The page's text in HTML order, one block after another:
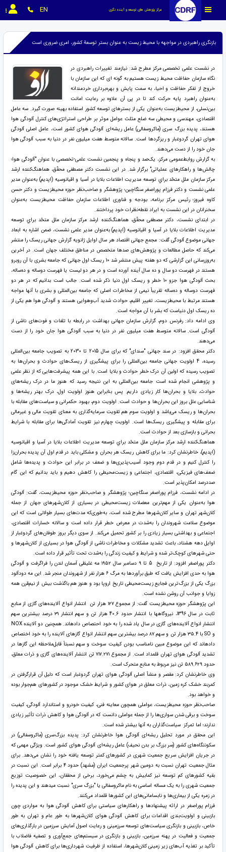
مرکز پژوهش های توسعه و آینده نگری EN
بازنگری راهبردی در مواجهه با محیط زیست به عنوان بستر توسعة کشور، امری ضروری است
در نشست علمی تخصصی مرکز مطرح شد: نیازمند تغییرات راهبردی در
نگاه سازمان حفاظت محیط زیست هستیم به گونه ای که این سازمان با
خروج از تفکر حفاظت و احیا، به سمت پایش و بهره‌برداری خردمندانه
به‌عنوان راهبرد پایه حرکت کند تا در پی آن علاوه بر رعایت امانت
بین‌نسلی، از محیط‌زیست به‌عنوان یکی از بسترهای توسعه کشور استفاده بهینه صورت گیرد. سه عامل
اقتصادی، مهندسی و محیطی سه ضلع مثلث عوامل موثر بر طراحی استراتژی‌های کنترل آلودگی هوا
هستند، پدیده بزرگ سری (ماکروسفالی) عامل ریشه‌ای آلودگی هوای کشور است، عامل اصلی آلودگی
هوای تهران گردوغبار و ریزگردها است. سالانه متوسط هفت میلیون نفر در دنیا به سبب آلودگی هوا
جان خود را از دست می‌دهند.
به گزارش روابط‌عمومی مرکز، یک‌صد و پنجاه و پنجمین نشست علمی-تخصصی با عنوان "آلودگی هوا؛
چالش‌ها و راهکارهای عملیاتی" برگزار شد. در این نشست دکتر مصطفی محقّق، هماهنگ‌کننده ارشد
مركز سازمان ملل متحّد براي توسعه مديريت اطلاعات بلايا در آسيا و اقيانوسيه (اپديم) به‌عنوان مدیر
علمی نشست و دکتر فرزام پوراصغر سنگاچین؛ پژوهشگر و صاحب‌نظر حوزه محیط‌زیست و دکتر حسن
کاوه فیروز؛ رئیس مرکز برنامه، بودجه و فناوری اطلاعات سازمان حفاظت محیط‌زیست به‌عنوان
سخنرانان در این نشست به ایراد نقطه‌نظرات خود پرداختند.
در ابتدای نشست، دکتر مصطفی محقّق، هماهنگ‌کننده ارشد مركز سازمان ملل متحّد براي توسعه
مديريت اطلاعات بلايا در آسيا و اقيانوسيه (اپديم) به‌عنوان مدیر علمی نشست، ضمن اشاره به ابعاد
جهانی موضوع آلودگی گفت: مجمع جهانی اقتصاد هر سال اوایل ژانویه گزارش جهانی ریسک را منتشر
می‌کند که حاصل مطالعات و پژوهش‌های صدها متخصص در مناطق مختلف جهان است. در آخرین
به‌روزرسانی این گزارشی که دو هفته پیش منتشر شد 10 ریسک اول جهانی که جامعه بشری با آن روبرو
هستند در فهرست دو سال و ده سال آینده آورده است و در هر دو لیست یا فهرست دو‌ساله و ده‌ساله،
بحث آلودگی هوا جزو 10 خطر و ریسک اول دنیا ذکر شده است. جالب است بدانیم که در هر دو
فهرست دو‌ساله و ده‌ساله تقریباً نیمی از مخاطرات اصلی که جامعه بین‌المللی و بشری با آنها مواجه
هستند مرتبط با محیط‌زیست، تغییر اقلیم، حوادث شدید آب‌وهوایی هستند و آلودگی هوا هم یکی از
ده ریسک اول دنیاست که بشر با آن مواجه است.
وی ادامه داد: رفرنس دوم، گزارش سازمان جهانی بهداشت در رابطه ‌با تلفات و فوت‌های ناشی از
آلودگی است. سالانه متوسط هفت میلیون نفر در دنیا به سبب آلودگی هوا جان خود را از دست
می‌دهند.
دکتر محقق افزود: در سند جهانی "سندای" که برای سال 2015 تا 2030 به تصویب جامعه بین‌المللی
رسیده، 4 اولویت جهانی جامعه بین‌المللی را برای پیشگیری از ریسک‌های حوادث و بحران‌ها به
تصویب رسیده که اولین آن درک خطر حوادث و بلایا است. با این ‌همه پیشرفت‌هایی که از نظر علمی
و پژوهشی انجام شده است جامعه بین‌المللی به این نتیجه رسید که هنوز ما در درک ریشه‌های
حوادث، بلایا و بحران‌ها کار زیادی داریم. پس بنابراین هنوز اولویت اول، درک بهتر ریشه‌ها و
شناسایی علل بروز این بحران‌ها و حوادث است. اولویت دوم، بهبود حکمرانی و سیاست‌های مقابله با
بحران‌ها و ریسک می‌باشد و اولویت سوم هم تقویت سرمایه‌گذاری به معنای تقویت مالی و غیرمالی
برای مقابله و پیشگیری ریسک‌ها است. اولویت چهارم نیز تقویت آمادگی‌ها برای مقابله با شرایط
بحرانی و بازسازی بعد از حوادث است.
هماهنگ‌کننده ارشد مركز سازمان ملل متحّد براي توسعه مديريت اطلاعات بلايا در آسيا و اقيانوسيه
(اپديم)، خاطرنشان کرد: ما برای کاهش ریسک هر بحران و مشکلی باید در قدم اول آن پدیده بحران‌زا
را کنترل کنیم و در قدم دوم وجود آسیب‌پذیری‌ها و ضعف در برابر این حوادث و پدیده‌ها شامل
ضعف‌های فیزیکی، اقتصادی، اجتماعی و زیست‌محیطی را کاهش دهیم و باید بدانیم که این گام
صددرصد امکان‌پذیر است.
در ادامه نشست، فرزام پوراصغر سنگاچین؛ پژوهشگر و صاحب‌نظر حوزه محیط‌زیست، گفت: آلودگی
هوا به‌عنوان یکی از مهم‌ترین معضلات زیست‌محیطی در بسیاری از کلان‌شهرهای جهان از جمله
کلان‌شهر تهران و سایر کلان‌شهرها مطرح شده است، به‌طوری‌که مدت‌های بسیار طولانی است که این
موضوع سلامت شهروندان را به‌شدت در معرض خطر قرار داده است و سالانه خسارات اقتصادی،
اجتماعی و بهداشتی بسیار زیادی را بر کشور تحمیل می‌کند. از سوی دیگر بروز طوفان‌های گردوغبار از
اوایل دهه هشتاد، باعث تشدید مشکلات و مخاطرات ناشی از آلودگی هوا در بسیاری از کلان‌شهرها و
حتی شهرهای کوچک‌تر شده و شرایط و کیفیت زندگی را به‌شدت تحت تأثیر قرار داده است.
دکتر پوراصغر افزود: از تاریخ 5 تا ۹ دسامبر سال ۱۹۵۲ مه غلیظی آسمان لندن را فراگرفت و آلودگی
هوا به حدی افزایش یافت که طبق برآوردها به مرگ ۶ هزار نفر از شهروندان منجر شد. این مه دودآلود
بزرگ یکی از بزرگ‌ترین فجایع زیست‌محیطی تاریخ اروپا بود و هنوز هم باگذشت بیش از نیم‌قرن همه
زوایا و جوانب آن روشن نشده است.
این پژوهشگر حوزه محیط‌زیست گفت: از مجموع ۱۲۷ هزار تن انتشار انواع آلاینده‌های گازی از منابع
ثابت در سال 1396، نیروگاهها با انتشار حدود 40.6 هزار تن و سهم انتشار ۳۱ درصد بیشترین سهم
انتشار انواع آلاینده‌های گازی در سال یاد شده را به خود احتصاص دادهاند. همچنین دو آلاینده NOX
و SO با ٣٥.٤ هزار تن و سهم ۸۷ درصد بیشترین سهم انتشار انواع گازهای آلاینده را به خود اختصاص
دادهاند که این موضوع مبین نامناسب ‌بودن کیفیت سوخت و سهم نسبتاً قابل‌ملاحظه این گازها در
تشدید آلودگی هوای تهران قلمداد است. از مجموع ۷۱۷.۲۷۱ تن انتشار آلاینده‌های گازی و ذرات معلق،
حدود ٥٨٩.٦٢٩ تن نیز مربوط به منابع متحرک است.
وی خاطرنشان کرد: مقصر و منشأ اصلی آلودگی هوای تهران گردوغبار است که دلیل آن قرارگرفتن در
کمربند خشک کره زمین، ذرات معلق در هوای کشور و شرایط خشک موجود در کشورهای هم‌جوار بوده
و خواهد بود.
صاحب‌نظر حوزه محیط‌زیست، عواملی همچون معاینه فنی، کیفیت خودرو و استاندارد آلودگی، کیفیت
سوخت و برقی شدن سواری‌ها را از جمله عواملی دانست که در آلودگی هوا و کاهش ذرات تأثیر زیادی
ندارند؛ اما تمرکز سیاست‌گذاران به آنها بیشتر شده است.
این محقق در مورد تحلیل ریشه‌ای آلودگی هوا خاطرنشان کرد: پدیده بزرگ‌سری (ماکروسفالی) در
سکونتگاه‌های کشور (سر بزرگ بر بدن نحیف) عامل ریشه‌ای آلودگی هوای کشور است. ویژگی مهمی که
در جریان افزایش سریع جمعیت شهری در کشورهای کمتر توسعه یافته خود را نشان می‌دهد. برای
مثال جمعیت تهران نسبت به دومین شهر پرجمعیت ایران (مشهد) حدود ۴ برابر است. این نسبت در
بقیه کشورهای کم توسعه نیز کمابیش به چشم می‌خورد، برخی از محققان، این خصوصیت توزیع
جمعیت شهری را به یک مساله اساسی به نام ماکروسفالی یا "بزرگ سری" نسبت میدهند و این پدیده را
در زمره یکی از بیماری‌ها و نابسامانی‌های این کشورها قلمداد می‌کنند.
فرزام پوراصغر در ارائه پیشنهادها و راهکارهای سیاستی برای کاهش آلودگی هوا به مواردی چون
بازبینی و اولویت‌بندی اقدامات برای کاهش آلودگی هوای کلان‌شهرها به طور عام و تهران به طور
خاص، بازبینی و بازنگری سیاست‌های توسعه سرزمینی و رعایت اصول آمایش سرزمین در بارگذاری‌های
جمعیت و فعالیت در پهنه سرزمین، بازبینی و بازنگری در سیستم‌های جمع‌آوری و تصفیه فاضلاب با
تأکید بر تغذیه آب‌های زیر زمینی کلان‌شهرها، استفاده از ظرفیت شهرداری‌ها برای کاهش آلودگی هوا